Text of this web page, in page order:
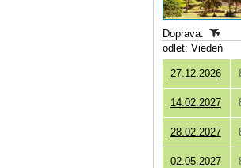
Doprava:
odlet: Viedeň
27.12.2026
14.02.2027
28.02.2027
02.05.2027